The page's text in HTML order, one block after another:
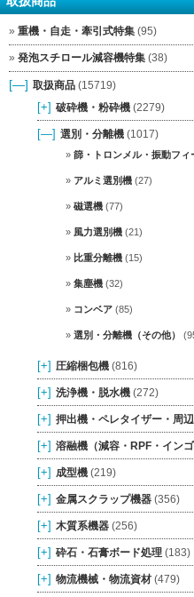
重機・自走・牽引式特集 (95)
発泡スチロール減容機特集 (38)
[—] 取扱商品 (15719)
[+] 破砕機・粉砕機 (2279)
[—] 選別・分離機 (1017)
篩・トロンメル・振動フィ
アルミ選別機 (27)
磁選機 (77)
風力選別機 (21)
比重分離機 (15)
集塵機 (32)
コンベア (85)
選別・分離機（その他）
[+] 圧縮梱包機 (816)
[+] 洗浄機・脱水機 (272)
[+] 押出機・ペレタイザー・周
[+] 溶融機（減容・RPF・インゴ
[+] 成型機 (219)
[+] 金属スクラップ機器 (356)
[+] 木質系機器 (256)
[+] 砕石・石膏ボード処理 (183)
[+] 物流機械・物流資材 (479)